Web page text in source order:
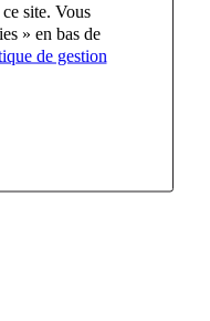
site. Vous
» en bas de
de gestion